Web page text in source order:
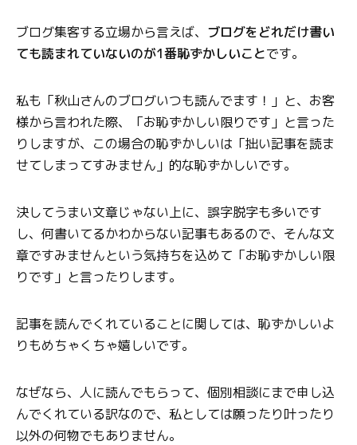
ブログ集客する立場から言えば、 ブログをどれだけ書い
ても読まれていないのが1番恥ずかしいことです。
私も「秋山さんのブログいつも読んでます！」と、お客
様から言われた際、「お恥ずかしい限りです」と言った
りしますが、この場合の恥ずかしいは「拙い記事を読ま
せてしまってすみません」的な恥ずかしいです。
決してうまい文章じゃない上に、誤字脱字も多いです
し、何書いてるかわからない記事もあるので、そんな文
章ですみませんという気持ちを込めて「お恥ずかしい限
りです」と言ったりします。
記事を読んでくれていることに関しては、恥ずかしいよ
りもめちゃくちゃ嬉しいです。
なぜなら、人に読んでもらって、個別相談にまで申し込
んでくれている訳なので、私としては願ったり叶ったり
以外の何物でもありません。